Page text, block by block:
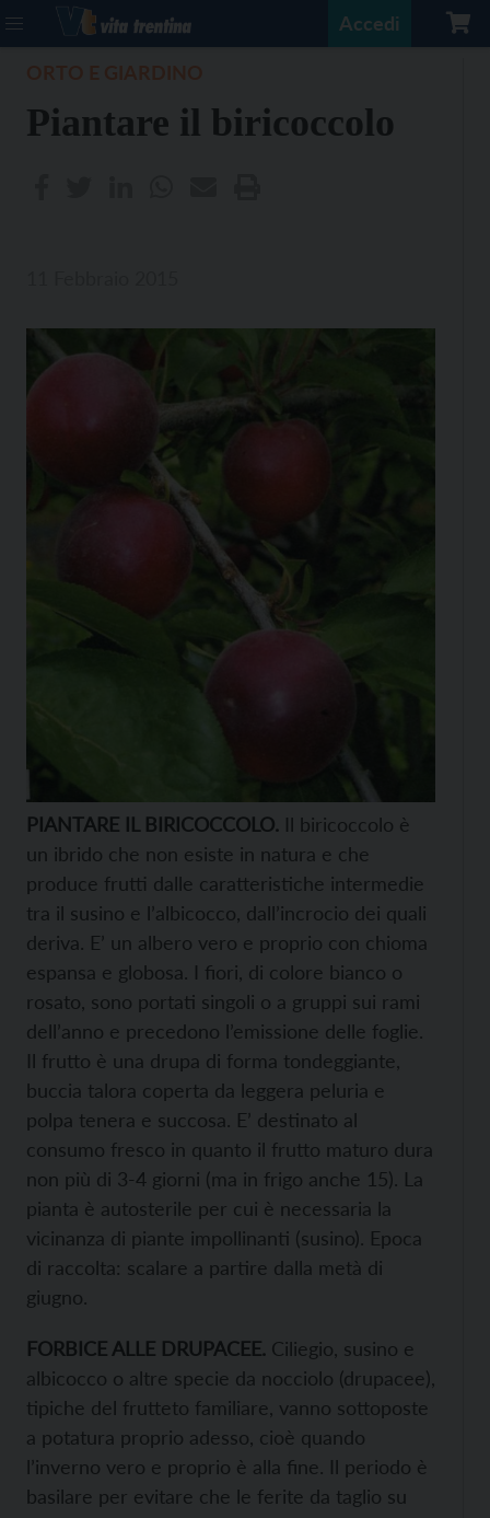
Accedi
Piantare il biricoccolo
PIANTARE IL BIRICOCCOLO. Il biricoccolo è
un ibrido che non esiste in natura e che
produce frutti dalle caratteristiche intermedie
tra il susino e l’albicocco, dall’incrocio dei quali
deriva. E’ un albero vero e proprio con chioma
espansa e globosa. I fiori, di colore bianco o
rosato, sono portati singoli o a gruppi sui rami
dell’anno e precedono l’emissione delle foglie.
Il frutto è una drupa di forma tondeggiante,
buccia talora coperta da leggera peluria e
polpa tenera e succosa. E’ destinato al
consumo fresco in quanto il frutto maturo dura
non più di 3-4 giorni (ma in frigo anche 15). La
pianta è autosterile per cui è necessaria la
vicinanza di piante impollinanti (susino). Epoca
di raccolta: scalare a partire dalla metà di
giugno.
FORBICE ALLE DRUPACEE. Ciliegio, susino e
albicocco o altre specie da nocciolo (drupacee),
tipiche del frutteto familiare, vanno sottoposte
a potatura proprio adesso, cioè quando
l’inverno vero e proprio è alla fine. Il periodo è
basilare per evitare che le ferite da taglio su